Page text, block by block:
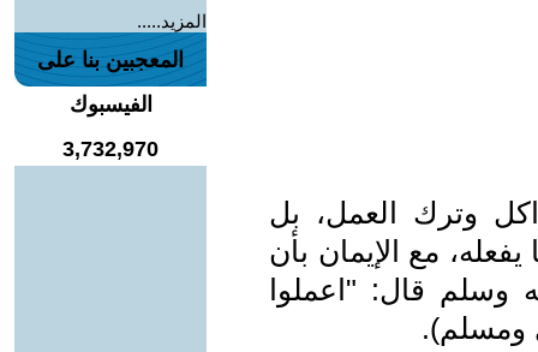
وترك العمل، بل
مع الإيمان بأن
وسلم قال: "اعملوا
ومسلم).
المزيد.....
المعجبين بنا على
الفيسبوك
3,732,970